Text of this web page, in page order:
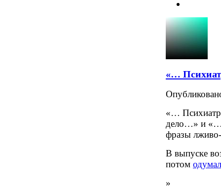
«…
«…
дело…» и «…
фразы
В выпуске
потом
»